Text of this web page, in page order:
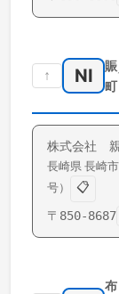
↑ NI
賑
町
株式会社
長崎県 長崎市
号）
📋
〒 850-8687
布